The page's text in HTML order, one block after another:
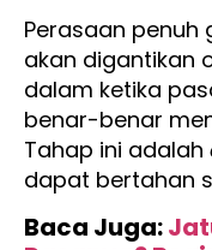
Perasaan penuh
akan digantikan
dalam ketika
benar-benar
Tahap ini adalah
dapat bertahan
Baca Juga: